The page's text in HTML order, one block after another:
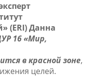
(ERI) Данна
16«Мир,
в красной зоне,
целей.